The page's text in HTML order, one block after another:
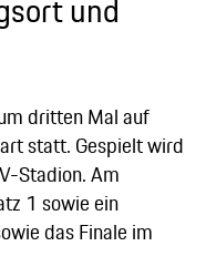
und
dritten Mal auf
statt. Gespielt wird
Stadion. Am
1 sowie ein
das Finale im